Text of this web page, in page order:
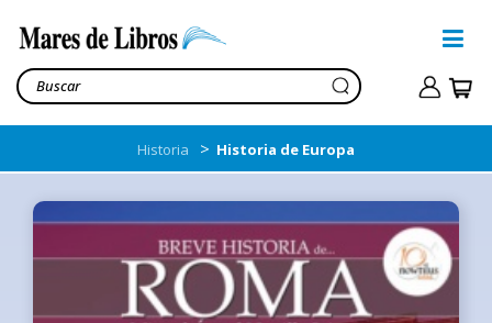
Historia > Historia de Europa